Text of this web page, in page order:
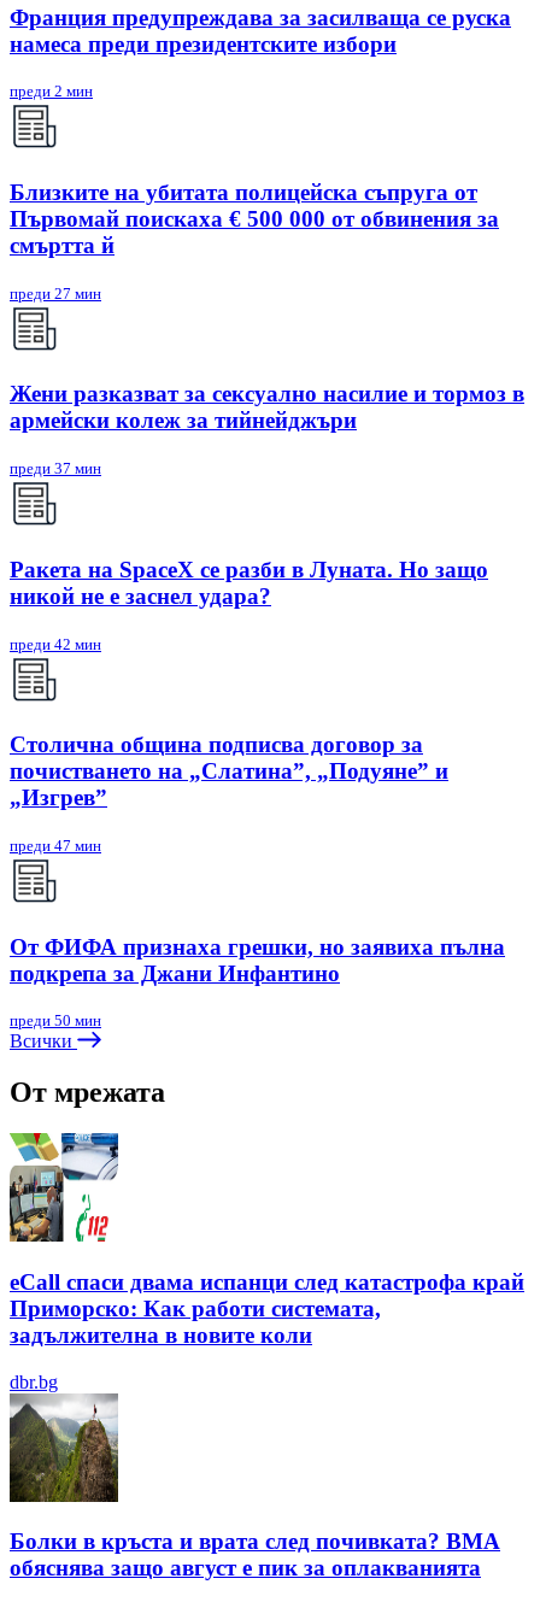
Франция предупреждава за засилваща се руска
намеса преди президентските избори
преди 2 мин
Близките на убитата полицейска съпруга от
Първомай поискаха € 500 000 от обвинения за
смъртта й
преди 27 мин
Жени разказват за сексуално насилие и тормоз в
армейски колеж за тийнейджъри
преди 37 мин
Ракета на SpaceX се разби в Луната. Но защо
никой не е заснел удара?
преди 42 мин
Столична община подписва договор за
почистването на „Слатина”, „Подуяне” и
„Изгрев”
преди 47 мин
От ФИФА признаха грешки, но заявиха пълна
подкрепа за Джани Инфантино
преди 50 мин
Всички
От мрежата
eCall спаси двама испанци след катастрофа край
Приморско: Как работи системата,
задължителна в новите коли
dbr.bg
Болки в кръста и врата след почивката? ВМА
обяснява защо август е пик за оплакванията